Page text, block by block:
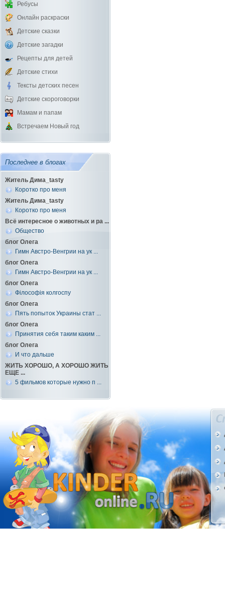
Ребусы
Онлайн раскраски
Детские сказки
Детские загадки
Рецепты для детей
Детские стихи
Тексты детских песен
Детские скороговорки
Мамам и папам
Встречаем Новый год
Последнее в блогах
Житель Дима_tasty
Коротко про меня
Житель Дима_tasty
Коротко про меня
Всё интересное о животных и ра ...
Общество
блог Олега
Гимн Австро-Венгрии на ук ...
блог Олега
Гимн Австро-Венгрии на ук ...
блог Олега
Філософія колгоспу
блог Олега
Пять попыток Украины стат ...
блог Олега
Принятия себя таким каким ...
блог Олега
И что дальше
ЖИТЬ ХОРОШО, А ХОРОШО ЖИТЬ
ЕЩЕ ...
5 фильмов которые нужно п ...